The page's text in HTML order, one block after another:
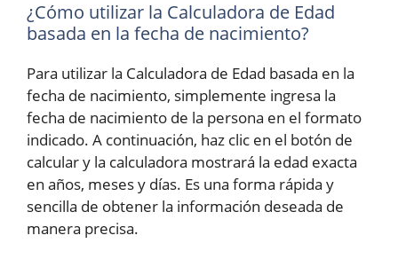
¿Cómo utilizar la Calculadora de Edad
basada en la fecha de nacimiento?
Para utilizar la Calculadora de Edad basada en la
fecha de nacimiento, simplemente ingresa la
fecha de nacimiento de la persona en el formato
indicado. A continuación, haz clic en el botón de
calcular y la calculadora mostrará la edad exacta
en años, meses y días. Es una forma rápida y
sencilla de obtener la información deseada de
manera precisa.